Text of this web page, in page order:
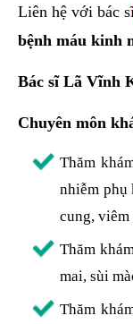
Liên hệ với bác
bệnh máu kinh
Bác sĩ Lã Vĩnh
Chuyên môn
Thăm
nhiễm phụ
cung,
Thăm
mai, sùi
Thăm